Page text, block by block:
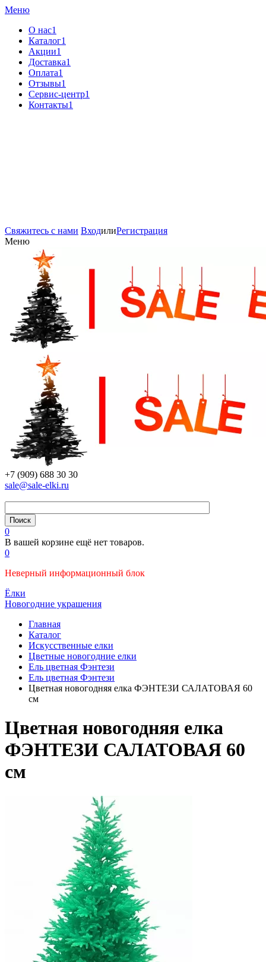
Меню
О нас1
Каталог1
Акции1
Доставка1
Оплата1
Отзывы1
Сервис-центр1
Контакты1
Свяжитесь с нами ВходилиРегистрация
Меню
+7 (909) 688 30 30
sale@sale-elki.ru
0
В вашей корзине ещё нет товаров.
0
Неверный информационный блок
Ёлки
Новогодние украшения
Главная
Каталог
Искусственные елки
Цветные новогодние елки
Ель цветная Фэнтези
Ель цветная Фэнтези
Цветная новогодняя елка ФЭНТЕЗИ САЛАТОВАЯ 60
см
Цветная новогодняя елка
ФЭНТЕЗИ САЛАТОВАЯ 60
см